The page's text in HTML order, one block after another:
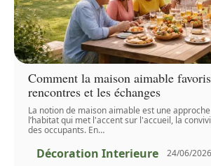
Comment la maison aimable
rencontres et les échanges
La notion de maison aimable est une
l’habitat qui met l'accent sur l'accueil, la
des occupants. En…
Décoration Interieure 24/06/2026